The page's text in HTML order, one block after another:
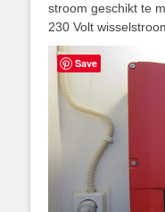
stroom geschikt te
230 Volt
Save